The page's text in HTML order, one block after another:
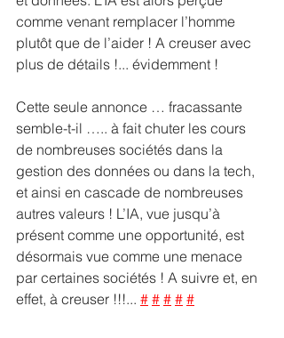
comme venant remplacer l’homme
plutôt que de l’aider ! A creuser avec
plus de détails !... évidemment !
Cette seule annonce … fracassante
semble-t-il ….. à fait chuter les cours
de nombreuses sociétés dans la
gestion des données ou dans la tech,
et ainsi en cascade de nombreuses
autres valeurs ! L’IA, vue jusqu’à
présent comme une opportunité, est
désormais vue comme une menace
par certaines sociétés ! A suivre et, en
effet, à creuser !!!... # # # # #